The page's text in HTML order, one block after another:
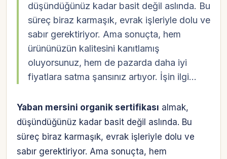
düşündüğünüz kadar basit değil aslında. Bu
süreç biraz karmaşık, evrak işleriyle dolu ve
sabır gerektiriyor. Ama sonuçta, hem
ürününüzün kalitesini kanıtlamış
oluyorsunuz, hem de pazarda daha iyi
fiyatlara satma şansınız artıyor. İşin ilgi…
Yaban mersini organik sertifikası almak,
düşündüğünüz kadar basit değil aslında. Bu
süreç biraz karmaşık, evrak işleriyle dolu ve
sabır gerektiriyor. Ama sonuçta, hem